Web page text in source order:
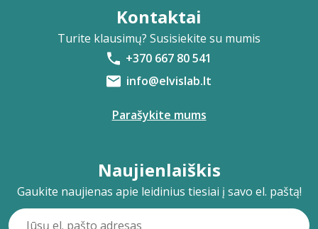
Kontaktai
Turite klausimų? Susisiekite su mumis
+370 667 80 541
info@elvislab.lt
Parašykite mums
Naujienlaiškis
Gaukite naujienas apie leidinius tiesiai į savo el. paštą!